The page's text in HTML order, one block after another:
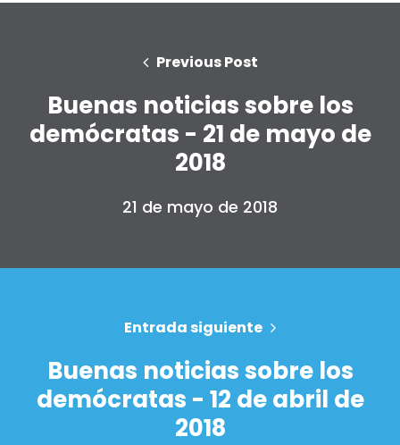
Inicio
Shop
Take Back the Courts
Previous Post
Buenas noticias sobre los
demócratas - 21 de mayo de
2018
21 de mayo de 2018
Entrada siguiente
Buenas noticias sobre los
demócratas - 12 de abril de
2018